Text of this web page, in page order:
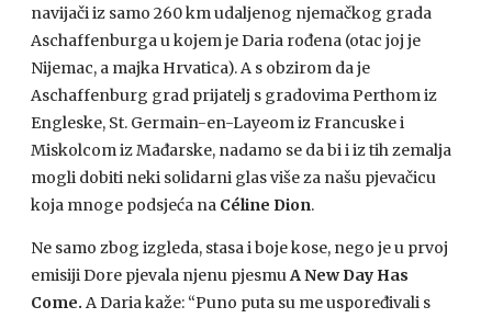
navijači iz samo 260 km udaljenog njemačkog grada
Aschaffenburga u kojem je Daria rođena (otac joj je
Nijemac, a majka Hrvatica). A s obzirom da je
Aschaffenburg grad prijatelj s gradovima Perthom iz
Engleske, St. Germain-en-Layeom iz Francuske i
Miskolcom iz Mađarske, nadamo se da bi i iz tih zemalja
mogli dobiti neki solidarni glas više za našu pjevačicu
koja mnoge podsjeća na Céline Dion.
Ne samo zbog izgleda, stasa i boje kose, nego je u prvoj
emisiji Dore pjevala njenu pjesmuA New Day Has
Come. A Daria kaže: “Puno puta su me uspoređivali s